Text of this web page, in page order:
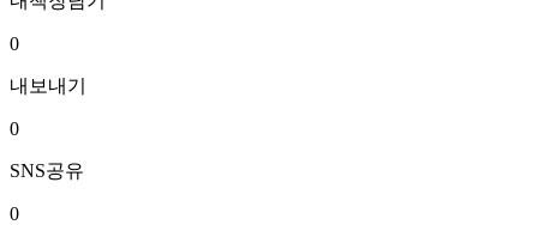
0
내보내기
0
SNS공유
0